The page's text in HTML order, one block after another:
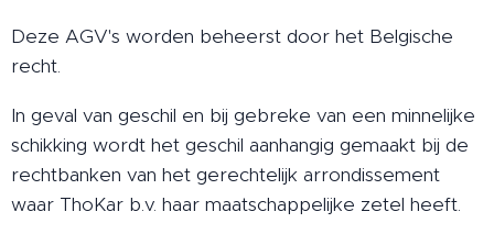
Deze AGV's worden beheerst door het Belgische
recht.
In geval van geschil en bij gebreke van een minnelijke
schikking wordt het geschil aanhangig gemaakt bij de
rechtbanken van het gerechtelijk arrondissement
waar ThoKar b.v. haar maatschappelijke zetel heeft.